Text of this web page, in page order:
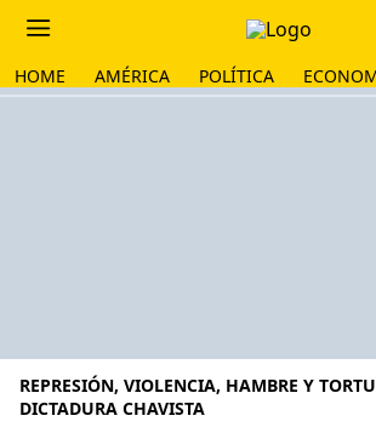
HOME AMÉRICA POLÍTICA
REPRESIÓN, VIOLENCIA, HAMBRE Y
DICTADURA CHAVISTA